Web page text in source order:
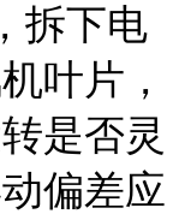
下电
叶片，
是否灵
偏差应